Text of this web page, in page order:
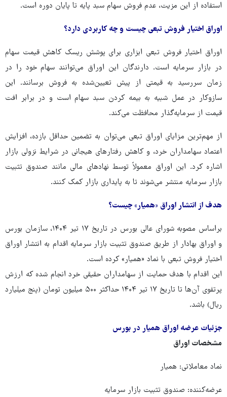
استفاده از این مزیت، عدم فروش سهام سبد پایه تا پایان دوره است.
اوراق اختیار فروش تبعی چیست و چه کاربردی دارد؟
اوراق اختیار فروش تبعی ابزاری برای پوشش ریسک کاهش قیمت سهام
در بازار سرمایه است. دارندگان این اوراق می‌توانند سهام خود را در
زمان سررسید به قیمتی از پیش تعیین‌شده به فروش برسانند. این
سازوکار در عمل شبیه به بیمه کردن سبد سهام است و در برابر افت
قیمت از سرمایه‌گذار محافظت می‌کند.
از مهم‌ترین مزایای اوراق تبعی می‌توان به تضمین حداقل بازده، افزایش
اعتماد سهامداران خرد، و کاهش رفتارهای هیجانی در شرایط نزولی بازار
اشاره کرد. این اوراق معمولاً توسط نهادهای مالی مانند صندوق تثبیت
بازار سرمایه منتشر می‌شوند تا به پایداری بازار کمک کنند.
هدف از انتشار اوراق «همیار» چیست؟
براساس مصوبه شورای عالی بورس در تاریخ ۱۷ تیر ۱۴۰۴، سازمان بورس
و اوراق بهادار از طریق صندوق تثبیت بازار سرمایه اقدام به انتشار اوراق
اختیار فروش تبعی با نماد «همیار» کرده است.
این اقدام با هدف حمایت از سهامداران حقیقی خرد انجام شده که ارزش
پرتفوی آن‌ها تا تاریخ ۱۷ تیر ۱۴۰۴ حداکثر ۵۰۰ میلیون تومان (پنج میلیارد
ریال) باشد.
جزئیات عرضه اوراق همیار در بورس
مشخصات اوراق
نماد معاملاتی: همیار
عرضه‌کننده: صندوق تثبیت بازار سرمایه